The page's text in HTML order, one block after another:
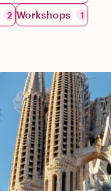
2 Workshops 1